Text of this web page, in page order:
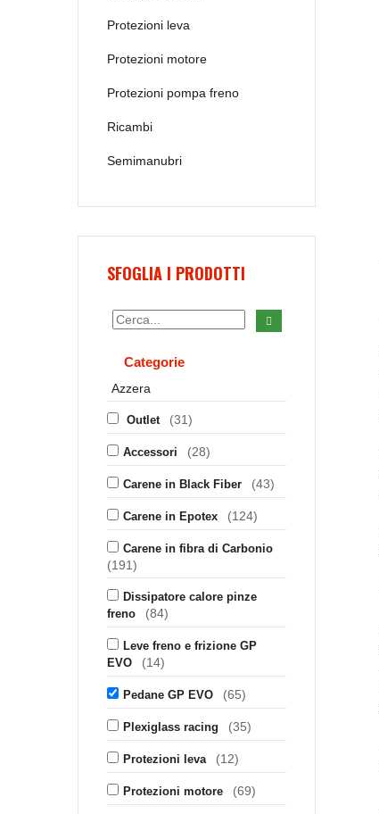
Protezioni leva
Protezioni motore
Protezioni pompa freno
Ricambi
Semimanubri
SFOGLIA I PRODOTTI
Categorie
Azzera
Outlet (31)
Accessori (28)
Carene in Black Fiber (43)
Carene in Epotex (124)
Carene in fibra di Carbonio
(191)
Dissipatore calore pinze
freno
(84)
Leve freno e frizione GP
EVO
(14)
Pedane GP EVO (65)
Plexiglass racing (35)
Protezioni leva (12)
Protezioni motore (69)